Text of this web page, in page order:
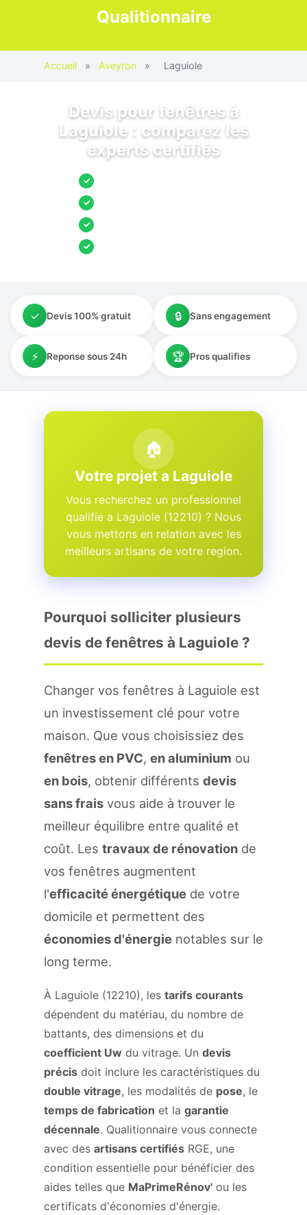
Qualitionnaire
Accueil » Aveyron » Laguiole
Devis pour fenêtres à
Laguiole : comparez les
experts certifiés
✓
✓
✓
✓
✓ Devis 100% gratuit 🔒 Sans engagement
⚡ Reponse sous 24h 🏆 Pros qualifies
🏠
Votre projet a Laguiole
Vous recherchez un professionnel
qualifie a Laguiole (12210) ? Nous
vous mettons en relation avec les
meilleurs artisans de votre region.
Pourquoi solliciter plusieurs
devis de fenêtres à Laguiole ?
Changer vos fenêtres à Laguiole est
un investissement clé pour votre
maison. Que vous choisissiez des
fenêtres en PVC, en aluminium ou
en bois, obtenir différents devis
sans frais vous aide à trouver le
meilleur équilibre entre qualité et
coût. Les travaux de rénovation de
vos fenêtres augmentent
l'efficacité énergétique de votre
domicile et permettent des
économies d'énergie notables sur le
long terme.
À Laguiole (12210), les tarifs courants
dépendent du matériau, du nombre de
battants, des dimensions et du
coefficient Uw du vitrage. Un devis
précis doit inclure les caractéristiques du
double vitrage, les modalités de pose, le
temps de fabrication et la garantie
décennale. Qualitionnaire vous connecte
avec des artisans certifiés RGE, une
condition essentielle pour bénéficier des
aides telles que MaPrimeRénov' ou les
certificats d'économies d'énergie.